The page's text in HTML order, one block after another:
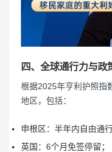
四、全球通行力与政
根据2025年亨利护照指
地区，包括：
申根区：半年内自由通
英国：6个月免签停留；